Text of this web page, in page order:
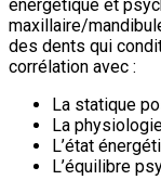
énergétique et
maxillaire/
des dents qui
corrélation avec :
La statique
La
L’état
L’équilibre